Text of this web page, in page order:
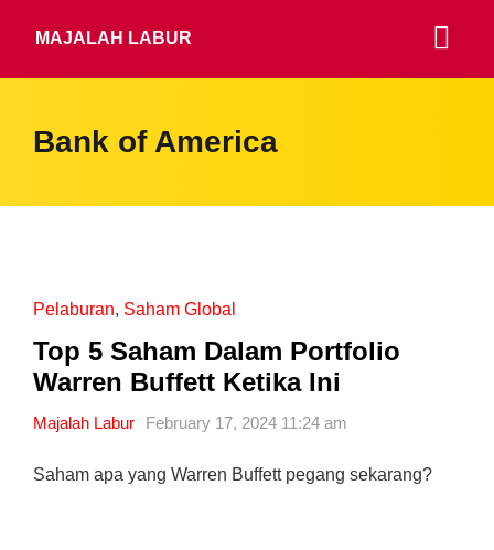
MAJALAH LABUR
Bank of America
Pelaburan, Saham Global
Top 5 Saham Dalam Portfolio
Warren Buffett Ketika Ini
Majalah Labur February 17, 2024 11:24 am
Saham apa yang Warren Buffett pegang sekarang?